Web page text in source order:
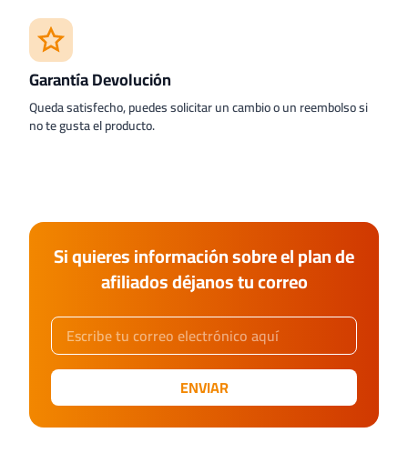
Garantía Devolución
Queda satisfecho, puedes solicitar un cambio o un reembolso si
no te gusta el producto.
Si quieres información sobre el plan de
afiliados déjanos tu correo
ENVIAR